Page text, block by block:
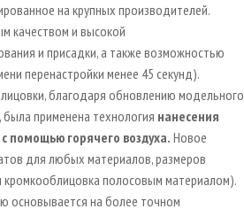
на крупных производителей.
качеством и высокой
и присадки, а также возможностью
перенастройки менее 45 секунд).
благодаря обновлению модельного
, была применена технология нанесения
помощью горячего воздуха. Новое
для любых материалов, размеров
кромкооблицовка полосовым материалом).
основывается на более точном